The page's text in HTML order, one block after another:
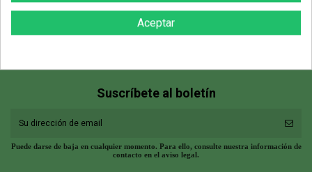
Tuta Absoluta o Polilla del tomate
Packs Anti Plagas Recomendados
Suscríbete al boletín
Puede darse de baja en cualquier momento. Para ello, consulte nuestra información de
contacto en el aviso legal.
Aceptar